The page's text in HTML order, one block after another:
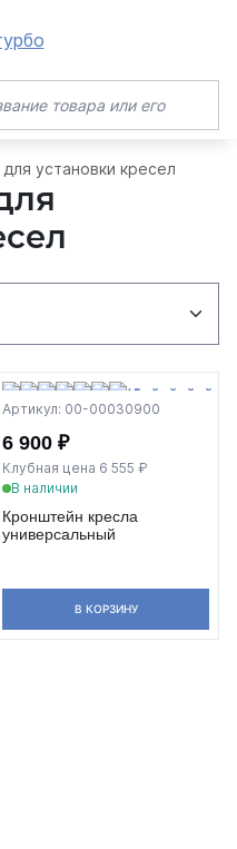
установки кресел
Артикул: 00-00030900
6 900 ₽
Клубная цена 6 555 ₽
В наличии
Кронштейн кресла
универсальный
В КОРЗИНУ